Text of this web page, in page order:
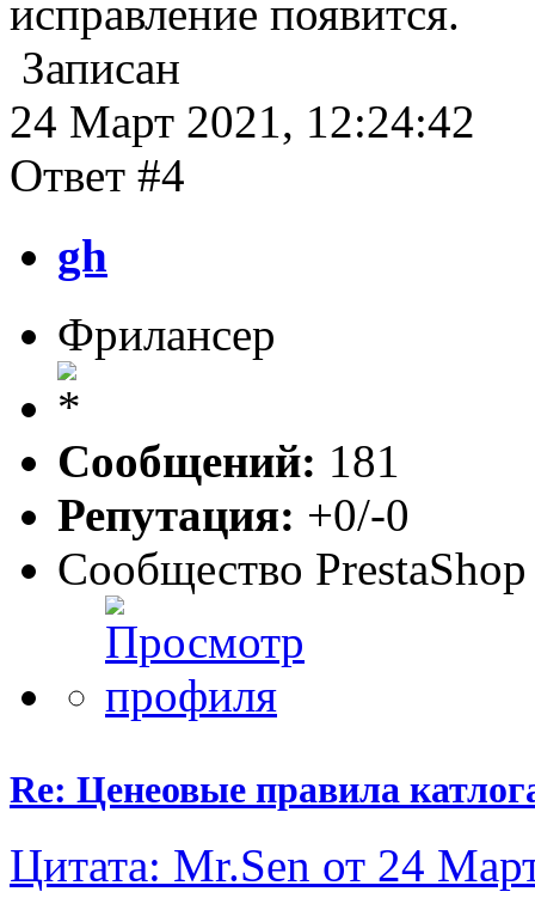
исправление появится.
Записан
24 Март 2021, 12:24:42
Ответ #4
gh
Фрилансер
Сообщений: 181
Репутация: +0/-0
Сообщество PrestaShop
Re: Ценеовые правила
Цитата: Mr.Sen от 24